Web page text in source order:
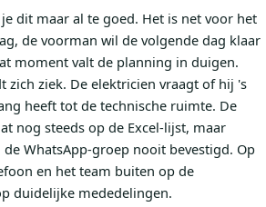
dit maar al te goed. Het is net voor het
de voorman wil de volgende dag klaar
moment valt de planning in duigen.
zich ziek. De elektricien vraagt ​​of hij 's
heeft tot de technische ruimte. De
nog steeds op de Excel-lijst, maar
WhatsApp-groep nooit bevestigd. Op
en het team buiten op de
duidelijke mededelingen.